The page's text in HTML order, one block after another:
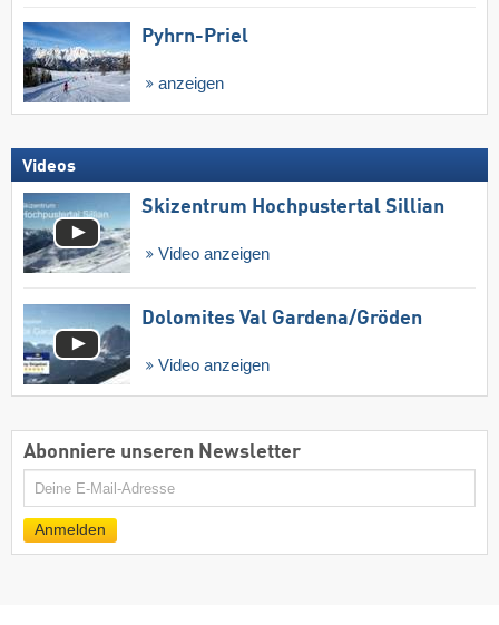
Pyhrn-Priel
anzeigen
Videos
Skizentrum Hochpustertal Sillian
Video anzeigen
Dolomites Val Gardena/​Gröden
Video anzeigen
Abonniere unseren Newsletter
E-
Anmelden